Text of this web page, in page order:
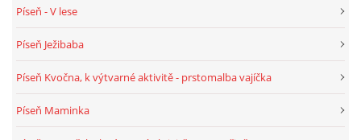
SVATÝ MARTIN
SVATÁ KATEŘINA 25.LISTOPADU
SVATÁ BARBORA 4.12.
Píseň - V lese
Píseň Ježibaba
Píseň Kvočna, k výtvarné aktivitě - prstomalba vajíčka
Píseň Maminka